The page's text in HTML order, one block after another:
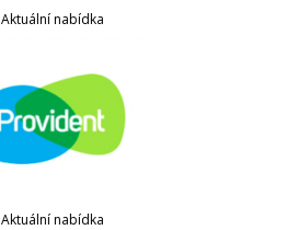
Aktuální nabídka
Aktuální nabídka